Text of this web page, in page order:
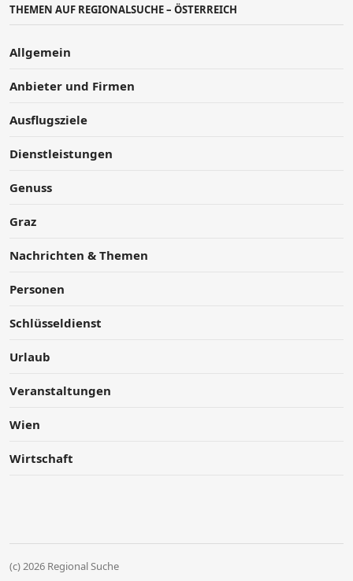
THEMEN AUF REGIONALSUCHE – ÖSTERREICH
Allgemein
Anbieter und Firmen
Ausflugsziele
Dienstleistungen
Genuss
Graz
Nachrichten & Themen
Personen
Schlüsseldienst
Urlaub
Veranstaltungen
Wien
Wirtschaft
(c) 2026 Regional Suche